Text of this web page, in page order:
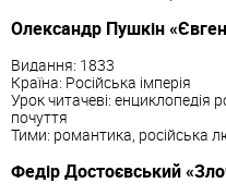
Олександр Пушкін
Видання: 1833
Країна: Російська імперія
Урок читачеві: енциклопедія
почуття
Тими: романтика, російська
Федір Достоєвський